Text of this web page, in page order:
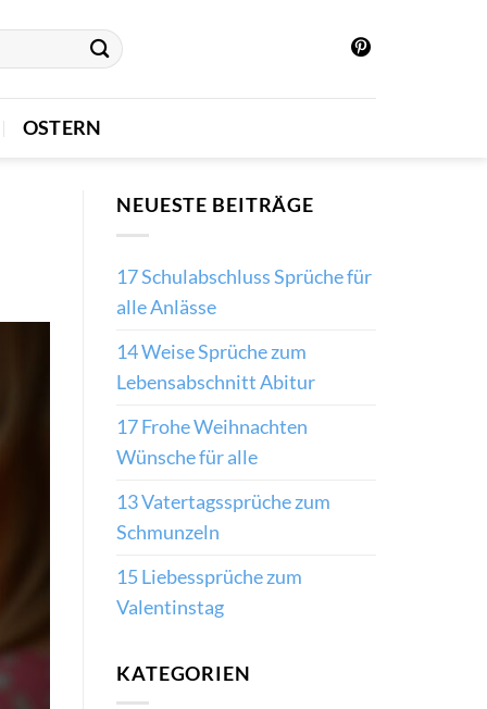
OSTERN
NEUESTE BEITRÄGE
17 Schulabschluss Sprüche für
alle Anlässe
14 Weise Sprüche zum
Lebensabschnitt Abitur
17 Frohe Weihnachten
Wünsche für alle
13 Vatertagssprüche zum
Schmunzeln
15 Liebessprüche zum
Valentinstag
KATEGORIEN